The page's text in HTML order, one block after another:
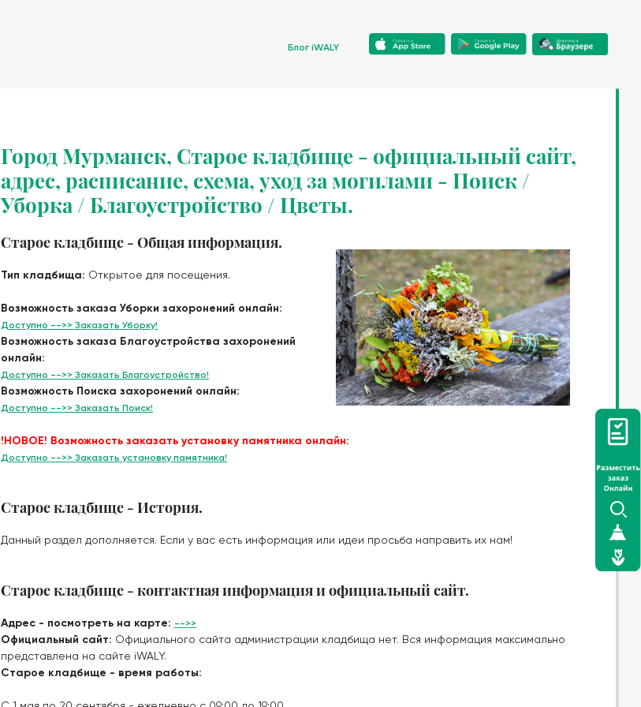
Блог iWALY
Город Мурманск, Старое кладбище - официальный сайт,
адрес, расписание, схема, уход за могилами - Поиск /
Уборка / Благоустройство / Цветы.
Старое кладбище - Общая информация.
Тип кладбища: Открытое для посещения.
Возможность заказа Уборки захоронений онлайн:
Доступно -->> Заказать Уборку!
Возможность заказа Благоустройства захоронений
онлайн:
Доступно -->> Заказать Благоустройство!
Возможность Поиска захоронений онлайн:
Доступно -->> Заказать Поиск!
!НОВОЕ! Возможность заказать установку памятника онлайн:
Доступно -->> Заказать установку памятника!
Старое кладбище - История.
Данный раздел дополняется. Если у вас есть информация или идеи просьба направить их нам!
Старое кладбище - контактная информация и официальный сайт.
Адрес - посмотреть на карте: -->>
Официальный сайт: Официального сайта администрации кладбища нет. Вся информация максимально
представлена на сайте iWALY.
Старое кладбище - время работы: